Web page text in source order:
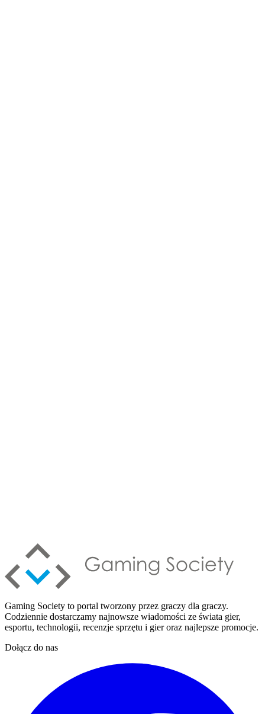
Gaming Society to portal tworzony przez graczy dla graczy.
Codziennie dostarczamy najnowsze wiadomości ze świata gier,
esportu, technologii, recenzje sprzętu i gier oraz najlepsze promocje.
Dołącz do nas